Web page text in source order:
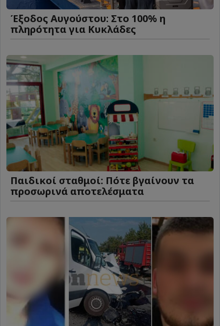
Έξοδος Αυγούστου: Στο 100% η
πληρότητα για Κυκλάδες
Παιδικοί σταθμοί: Πότε βγαίνουν τα
προσωρινά αποτελέσματα